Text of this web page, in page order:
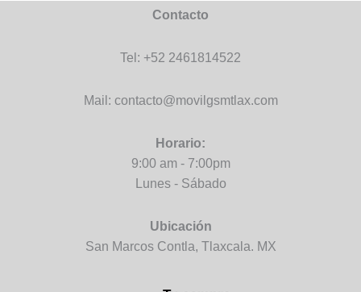
Contacto
Tel: +52 2461814522
Mail: contacto@movilgsmtlax.com
Horario:
9:00 am - 7:00pm
Lunes - Sábado
Ubicación
San Marcos Contla, Tlaxcala. MX